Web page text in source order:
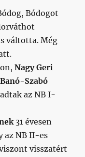
Bódogot
váltotta. Még
Nagy Geri
Banó-Szabó
az NB I-
31 évesen
az NB II-es
visszatért